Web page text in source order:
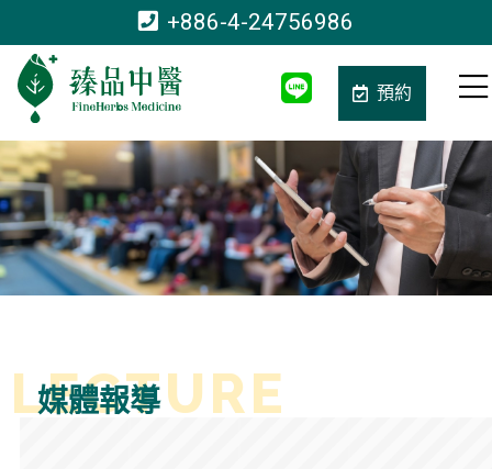
+886-4-24756986
預約
媒體報導